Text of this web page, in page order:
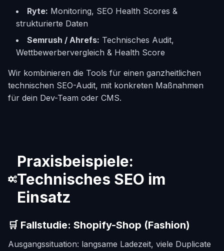
Ryte: Monitoring, SEO Health Scores &
strukturierte Daten
Semrush / Ahrefs: Technisches Audit,
Wettbewerbervergleich & Health Score
Wir kombinieren die Tools für einen ganzheitlichen
technischen SEO-Audit, mit konkreten Maßnahmen
für dein Dev-Team oder CMS.
Praxisbeispiele:
Technisches SEO im
Einsatz
🛒 Fallstudie: Shopify-Shop (Fashion)
Ausgangssituation: langsame Ladezeit, viele Duplicate